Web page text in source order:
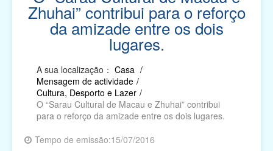
Saúde e Higiene
Associações Comerciais, Profissionais e Sindicatos
Religião
Campanhas de Actividades Filantrópicas, Voluntárias
Zhuhai” contribui para o reforço
da amizade entre os dois
lugares.
A sua localização： Casa /
Mensagem de actividade /
Cultura, Desporto e Lazer /
O “Sarau Cultural de Macau e Zhuhai” contribui
para o reforço da amizade entre os dois lugares.
Tempo de emissão:15/07/2016